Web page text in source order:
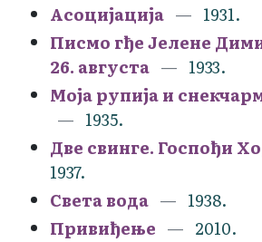
Асоцијација
1931.
Писмо гђе Јелене
26. августа
1933.
Моја рупија и
1935.
Две свинге. Госпођи
1937.
Света вода
1938.
Привиђење
2010.